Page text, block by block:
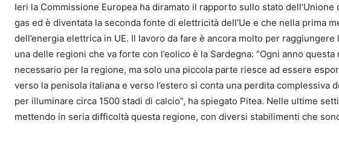
Ieri la Commissione Europea ha diramato il rapporto sullo stato dell’Unione
gas ed è diventata la seconda fonte di elettricità dell’Ue e che nella prima
dell’energia elettrica in UE. Il lavoro da fare è ancora molto per
una delle regioni che va forte con l’eolico è la Sardegna: “Ogni anno
necessario per la regione, ma solo una piccola parte riesce ad essere
verso la penisola italiana e verso l’estero si conta una perdita
per illuminare circa 1500 stadi di calcio”, ha spiegato Pitea. Nelle ultime
mettendo in seria difficoltà questa regione, con diversi stabilimenti che